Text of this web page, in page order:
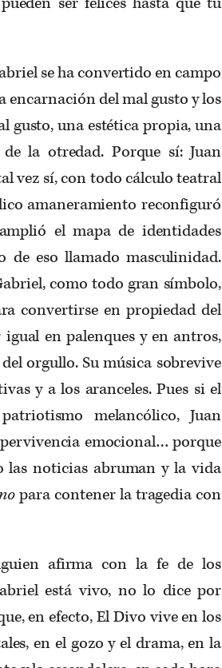
se ha convertido en campo
encarnación del mal gusto y los
gusto, una estética propia, una
la otredad. Porque sí: Juan
vez sí, con todo cálculo teatral
amaneramiento reconfiguró
el mapa de identidades
de eso llamado masculinidad.
como todo gran símbolo,
convertirse en propiedad del
en palenques y en antros,
orgullo. Su música sobrevive
y a los aranceles. Pues si el
melancólico, Juan
emocional… porque
las noticias abruman y la vida
para contener la tragedia con
afirma con la fe de los
está vivo, no lo dice por
en efecto, El Divo vive en los
en el gozo y el drama, en la